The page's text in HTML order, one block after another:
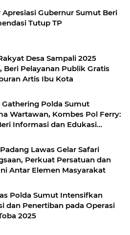
Apresiasi Gubernur Sumut Beri
Tutup TP
Desa Sampali 2025
Beri Pelayanan Publik Gratis
Artis Ibu Kota
Gathering Polda Sumut
Wartawan, Kombes Pol Ferry:
Informasi dan Edukasi
Lawas Gelar Safari
Perkuat Persatuan dan
Antar Elemen Masyarakat
Polda Sumut Intensifkan
dan Penertiban pada Operasi
2025